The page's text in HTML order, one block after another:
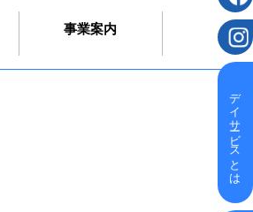
事業案内
デイサービスとは